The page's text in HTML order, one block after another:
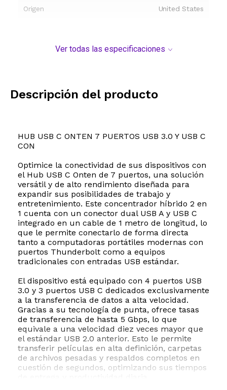
Origen United States
Ver todas las especificaciones
Descripción del producto
HUB USB C ONTEN 7 PUERTOS USB 3.0 Y USB C
CON
Optimice la conectividad de sus dispositivos con
el Hub USB C Onten de 7 puertos, una solución
versátil y de alto rendimiento diseñada para
expandir sus posibilidades de trabajo y
entretenimiento. Este concentrador híbrido 2 en
1 cuenta con un conector dual USB A y USB C
integrado en un cable de 1 metro de longitud, lo
que le permite conectarlo de forma directa
tanto a computadoras portátiles modernas con
puertos Thunderbolt como a equipos
tradicionales con entradas USB estándar.
El dispositivo está equipado con 4 puertos USB
3.0 y 3 puertos USB C dedicados exclusivamente
a la transferencia de datos a alta velocidad.
Gracias a su tecnología de punta, ofrece tasas
de transferencia de hasta 5 Gbps, lo que
equivale a una velocidad diez veces mayor que
el estándar USB 2.0 anterior. Esto le permite
transferir películas en alta definición, carpetas
de archivos pesadas y respaldos completos en
cuestión de segundos, optimizando sus tiempos